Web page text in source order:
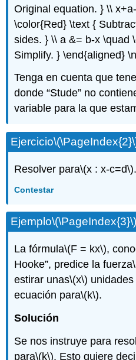
Original equation. } \\
\color{Red} \text {
sides. } \\ a &= b-x \quad
Simplify. } \end{aligned}
Tenga en cuenta que
donde “Stude” no
variable para la que
Ejercicio
Resolver para\(x : x-c=d\).
Contestar
Ejemplo\(\PageIndex{3}\)
La fórmula\(F = kx\),
Hooke”, predice la fuerza
estirar unas\(x\)
ecuación para\(k\).
Solución
Se nos instruye para
para\(k\). Esto quiere